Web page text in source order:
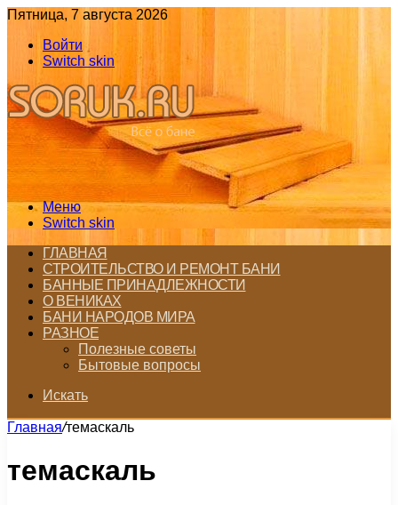
Пятница, 7 августа 2026
Войти
Switch skin
Меню
Switch skin
ГЛАВНАЯ
СТРОИТЕЛЬСТВО И РЕМОНТ БАНИ
БАННЫЕ ПРИНАДЛЕЖНОСТИ
О ВЕНИКАХ
БАНИ НАРОДОВ МИРА
РАЗНОЕ
Полезные советы
Бытовые вопросы
Искать
Главная/темаскаль
темаскаль